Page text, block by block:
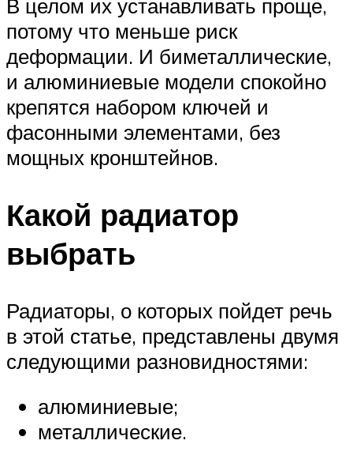
В целом их устанавливать проще,
потому что меньше риск
деформации. И биметаллические,
и алюминиевые модели спокойно
крепятся набором ключей и
фасонными элементами, без
мощных кронштейнов.
Какой радиатор
выбрать
Радиаторы, о которых пойдет речь
в этой статье, представлены двумя
следующими разновидностями:
алюминиевые;
металлические.